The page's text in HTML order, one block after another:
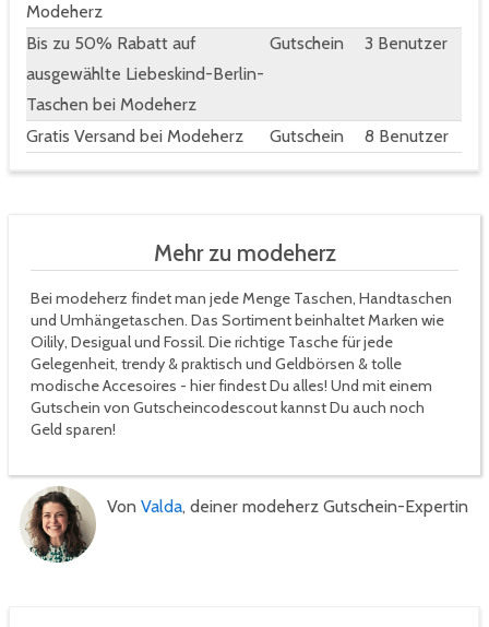
Modeherz
Bis zu 50% Rabatt auf
ausgewählte Liebeskind-Berlin-
Taschen bei Modeherz
Gutschein 3 Benutzer
Gratis Versand bei Modeherz Gutschein 8 Benutzer
Mehr zu modeherz
Bei modeherz findet man jede Menge Taschen, Handtaschen
und Umhängetaschen. Das Sortiment beinhaltet Marken wie
Oilily, Desigual und Fossil. Die richtige Tasche für jede
Gelegenheit, trendy & praktisch und Geldbörsen & tolle
modische Accesoires - hier findest Du alles! Und mit einem
Gutschein von Gutscheincodescout kannst Du auch noch
Geld sparen!
Von Valda, deiner modeherz Gutschein-Expertin